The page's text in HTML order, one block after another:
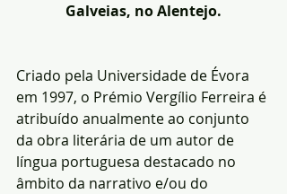
Galveias, no Alentejo.
Criado pela Universidade de Évora
em 1997, o Prémio Vergílio Ferreira é
atribuído anualmente ao conjunto
da obra literária de um autor de
língua portuguesa destacado no
âmbito da narrativo e/ou do